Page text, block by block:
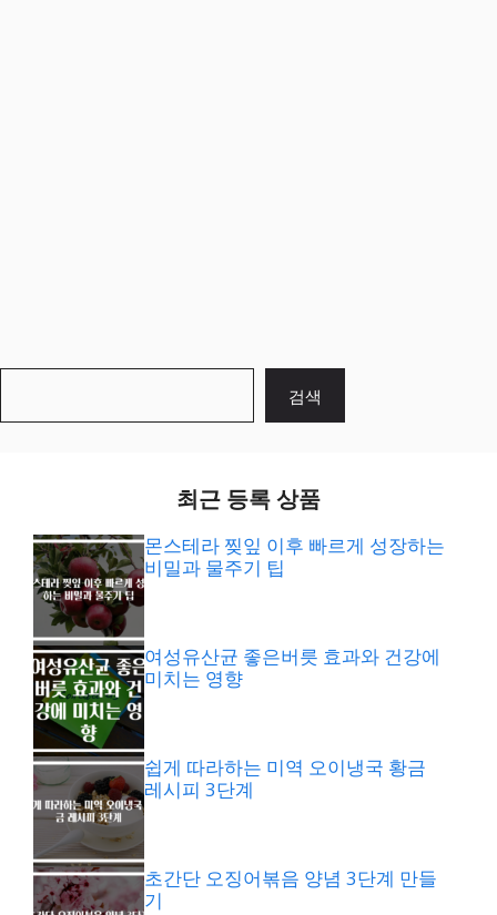
검색
최근 등록 상품
몬스테라 찢잎 이후 빠르게 성장하는
비밀과 물주기 팁
여성유산균 좋은버릇 효과와 건강에
미치는 영향
쉽게 따라하는 미역 오이냉국 황금
레시피 3단계
초간단 오징어볶음 양념 3단계 만들
기